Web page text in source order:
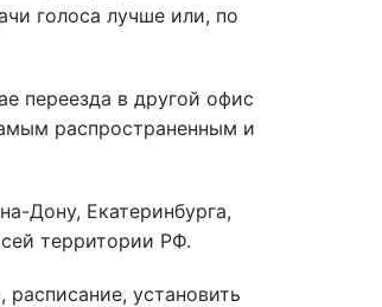
голоса лучше или, по
переезда в другой офис
распространенным и
Дону, Екатеринбурга,
территории РФ.
установить